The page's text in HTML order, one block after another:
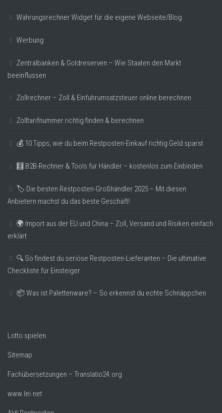
Währungsrechner Widget für die eigene Webseite/Blog
Werbung
Zentralbanken & Goldreserven – Wie Staaten den Markt
beeinflussen
Zollrechner – Zoll & Einfuhrumsatzsteuer online berechnen
Zolltarifnummer richtig finden & berechnen
💰 10 Tipps, wie du beim Restposten-Einkauf richtig Geld sparst
🧮 B2B-Rechner & Tools für Händler – kostenlos zum Einbinden
🏷️ Die besten Restposten-Großhändler 2025 – Mit diesen
Anbietern machst du das beste Geschäft!
🌍 Import aus der EU und China – Zoll, Versand und Risiken einfach
erklärt
🔍 So findest du seriöse Restposten-Lieferanten – Die ultimative
Checkliste für Einsteiger
📦 Was ist Palettenware? – So erkennst du echte Schnäppchen
Lotto spielen
Sitemap
Fachübersetzungen – Translatio24.org
www.lei.net